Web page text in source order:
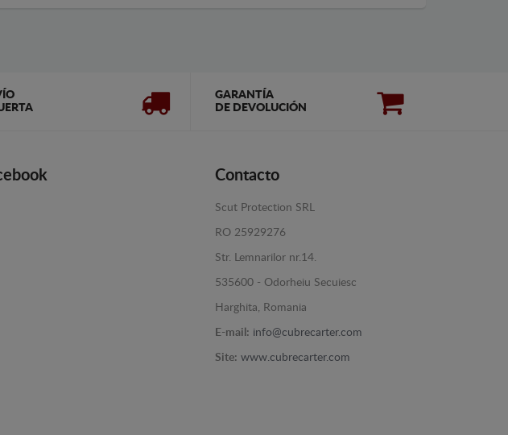
GARANTÍA
DE DEVOLUCIÓN
Contacto
Scut Protection SRL
RO 25929276
Str. Lemnarilor nr.14.
535600 - Odorheiu Secuiesc
Harghita, Romania
E-mail: info@cubrecarter.com
Site: www.cubrecarter.com